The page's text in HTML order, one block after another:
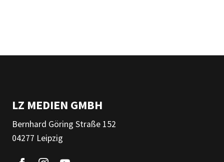
LZ MEDIEN GMBH
Bernhard Göring Straße 152
04277 Leipzig